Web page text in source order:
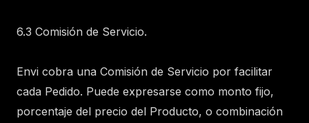
6.3 Comisión de Servicio.
Envi cobra una Comisión de Servicio por facilitar
cada Pedido. Puede expresarse como monto fijo,
porcentaje del precio del Producto, o combinación